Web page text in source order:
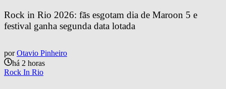
Rock in Rio 2026: fãs esgotam dia de Maroon 5 e
festival ganha segunda data lotada
por Otavio Pinheiro
há 2 horas
Rock In Rio